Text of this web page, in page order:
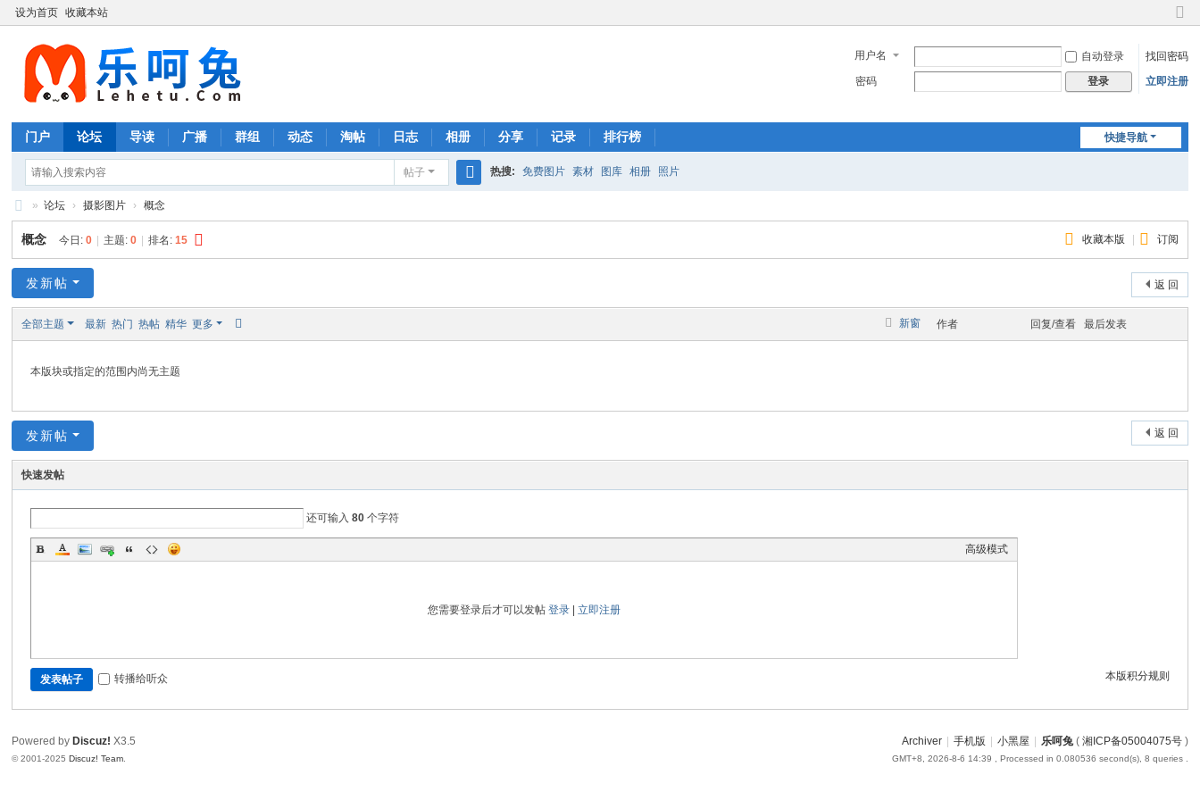
设为首页 收藏本站
切
到
窄
用户名 自动登录
找回密码
密码
登录 立即注册
快捷导航
门户 论坛 导读 广播 群组 动态 淘帖 日志 相册 分享 记录 排行榜
帖子
索
热搜: 免费图片 素材 图库 相册 照片
摄
影
图
片
» 论坛 › 摄影图片 › 概念
收藏本版 订阅
概念 今日:0 主题:0 排名:15
返 回
发新帖
新窗
全部主题 最新 热门 热帖 精华 更多 作者 回复/查看 最后发表
本版块或指定的范围内尚无主题
返 回
发新帖
快速发帖
还可输入80 个字符
高级模式
您需要登录后才可以发帖 登录| 立即注册
本版积分规则
发表帖子 转播给听众
Archiver 手机版 小黑屋 乐呵兔( 湘ICP备05004075号)
GMT+8, 2026-8-6 14:39 , Processed in 0.080536 second(s), 8 queries .
Powered by Discuz! X3.5
© 2001-2025Discuz! Team